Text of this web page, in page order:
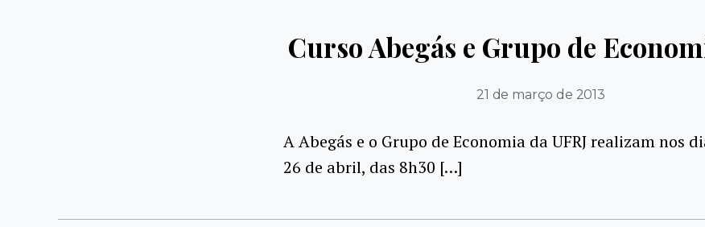
Curso Abegás e Grupo de
21 de março de 2013
A Abegás e o Grupo de Economia da UFRJ realizam nos
26 de abril, das 8h30 […]